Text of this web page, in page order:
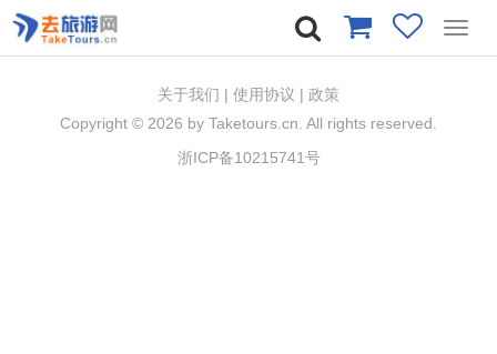
关于我们 | 使用协议 | 政策
Copyright © 2026 by Taketours.cn. All rights reserved.
浙ICP备10215741号